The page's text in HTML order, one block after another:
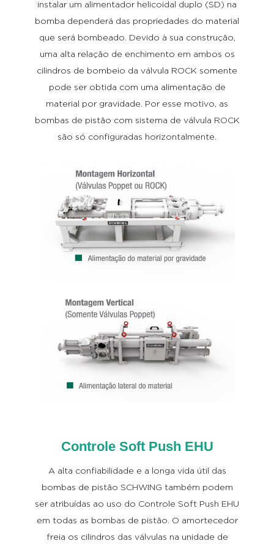
instalar um alimentador helicoidal duplo (SD) na
bomba dependerá das propriedades do material
que será bombeado. Devido à sua construção,
uma alta relação de enchimento em ambos os
cilindros de bombeio da válvula ROCK somente
pode ser obtida com uma alimentação de
material por gravidade. Por esse motivo, as
bombas de pistão com sistema de válvula ROCK
são só configuradas horizontalmente.
Controle Soft Push EHU
A alta confiabilidade e a longa vida útil das
bombas de pistão SCHWING também podem
ser atribuídas ao uso do Controle Soft Push EHU
em todas as bombas de pistão. O amortecedor
freia os cilindros das válvulas na unidade de